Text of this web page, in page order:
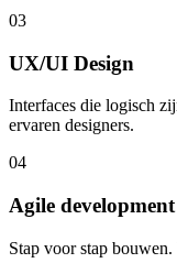
03
UX/UI Design
Interfaces die logisch
ervaren designers.
04
Agile development
Stap voor stap